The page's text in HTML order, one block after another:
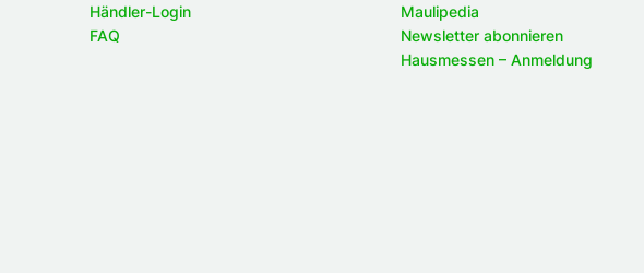
Händler-Login
FAQ
Maulipedia
Newsletter abonnieren
Hausmessen – Anmeldung